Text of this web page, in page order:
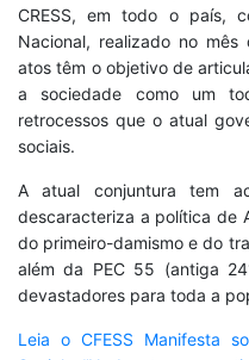
CRESS, em todo o país,
Nacional, realizado no
atos têm o objetivo de
a sociedade como um
retrocessos que o atual
sociais.
A atual conjuntura tem
descaracteriza a política de
do primeiro-damismo e do
além da PEC 55 (antiga
devastadores para toda a
Leia o CFESS Manifesta